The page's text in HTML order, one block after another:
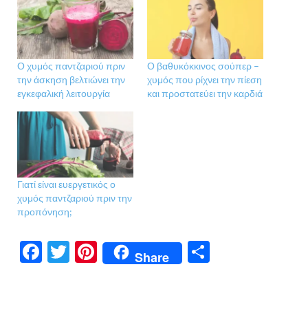
Ο χυμός παντζαριού πριν
την άσκηση βελτιώνει την
εγκεφαλική λειτουργία
Ο βαθυκόκκινος σούπερ –
χυμός που ρίχνει την πίεση
και προστατεύει την καρδιά
Γιατί είναι ευεργετικός ο
χυμός παντζαριού πριν την
προπόνηση;
F
T
Pi
Share